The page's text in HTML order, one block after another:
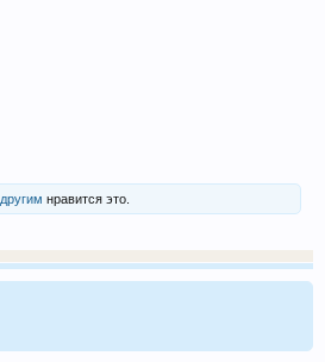
нравится это.